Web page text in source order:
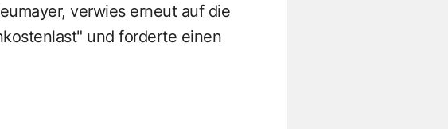
verwies erneut auf die
und forderte einen